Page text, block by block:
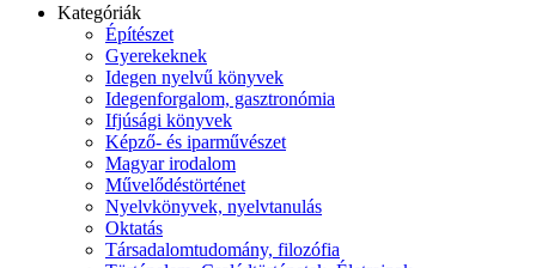
Kategóriák
Építészet
Gyerekeknek
Idegen nyelvű könyvek
Idegenforgalom, gasztronómia
Ifjúsági könyvek
Képző- és iparművészet
Magyar irodalom
Művelődéstörténet
Nyelvkönyvek, nyelvtanulás
Oktatás
Társadalomtudomány, filozófia